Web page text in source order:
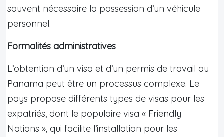
souvent nécessaire la possession d’un véhicule
personnel.
Formalités administratives
L’obtention d’un visa et d’un permis de travail au
Panama peut être un processus complexe. Le
pays propose différents types de visas pour les
expatriés, dont le populaire visa « Friendly
Nations », qui facilite l’installation pour les